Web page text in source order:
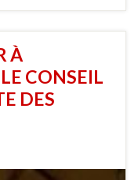
À
CONSEIL
DES